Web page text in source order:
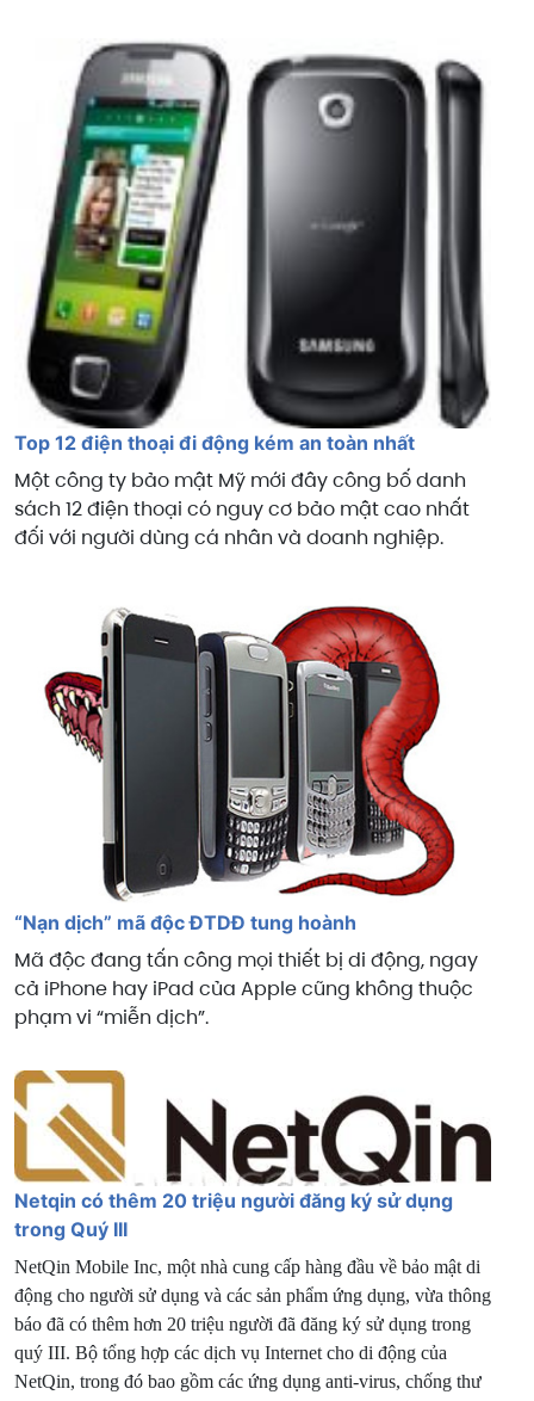
Top 12 điện thoại đi động kém an toàn nhất
Một công ty bảo mật Mỹ mới đây công bố danh
sách 12 điện thoại có nguy cơ bảo mật cao nhất
đối với người dùng cá nhân và doanh nghiệp.
“Nạn dịch” mã độc ĐTDĐ tung hoành
Mã độc đang tấn công mọi thiết bị di động, ngay
cả iPhone hay iPad của Apple cũng không thuộc
phạm vi “miễn dịch”.
Netqin có thêm 20 triệu người đăng ký sử dụng
trong Quý III
NetQin Mobile Inc, một nhà cung cấp hàng đầu về bảo mật di
động cho người sử dụng và các sản phẩm ứng dụng, vừa thông
báo đã có thêm hơn 20 triệu người đã đăng ký sử dụng trong
quý III. Bộ tổng hợp các dịch vụ Internet cho di động của
NetQin, trong đó bao gồm các ứng dụng anti-virus, chống thư